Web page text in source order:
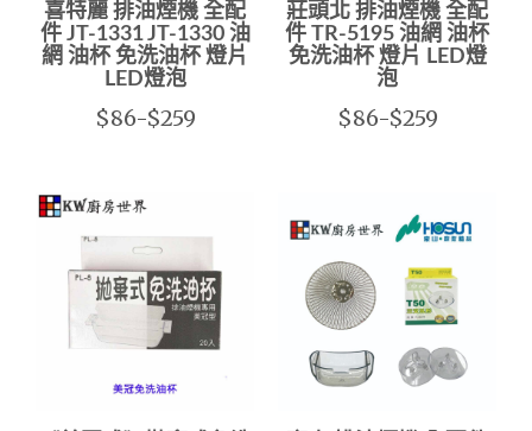
喜特麗 排油煙機 全配
件 JT-1331 JT-1330 油
網 油杯 免洗油杯 燈片
LED燈泡
$86-$259
莊頭北 排油煙機 全配
件 TR-5195 油網 油杯
免洗油杯 燈片 LED燈
泡
$86-$259